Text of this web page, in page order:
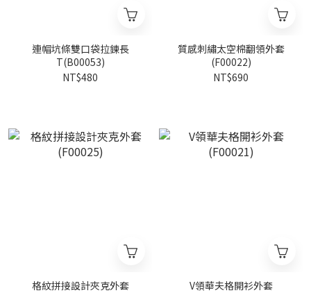
連帽坑條雙口袋拉鍊長
T(B00053)
NT$480
質感刺繡太空棉翻領外套
(F00022)
NT$690
格紋拼接設計夾克外套
V領華夫格開衫外套